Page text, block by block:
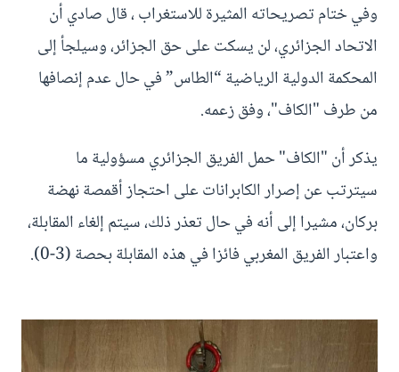
وفي ختام تصريحاته المثيرة للاستغراب ، قال صادي أن
الاتحاد الجزائري، لن يسكت على حق الجزائر، وسيلجأ إلى
المحكمة الدولية الرياضية “الطاس” في حال عدم إنصافها
من طرف "الكاف"، وفق زعمه.
يذكر أن "الكاف" حمل الفريق الجزائري مسؤولية ما
سيترتب عن إصرار الكابرانات على احتجاز أقمصة نهضة
بركان، مشيرا إلى أنه في حال تعذر ذلك، سيتم إلغاء المقابلة،
واعتبار الفريق المغربي فائزا في هذه المقابلة بحصة (3-0).